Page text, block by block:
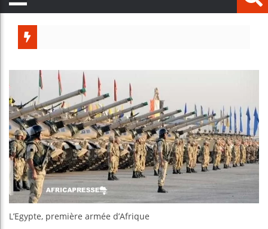
Bénin :
Aliko
L’Egypte, première armée d’Afrique